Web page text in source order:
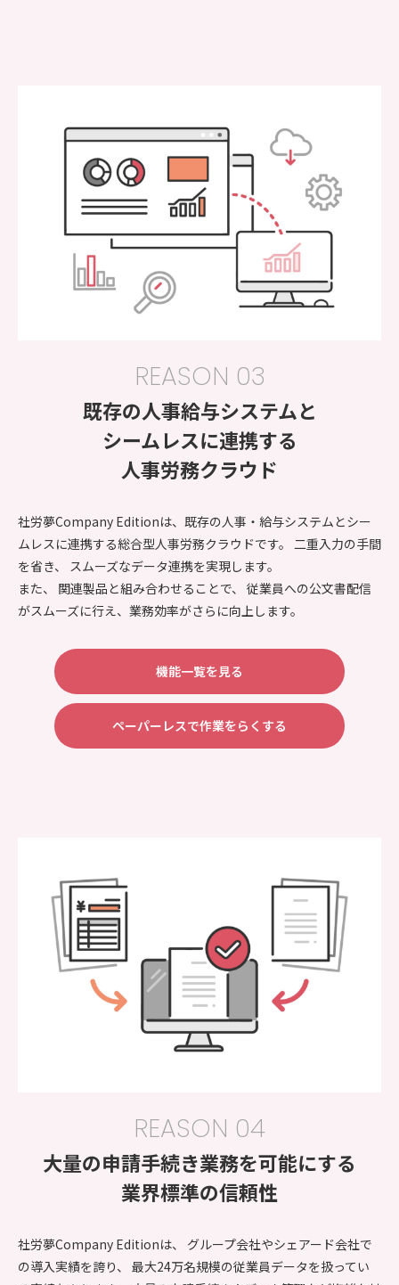
REASON 03
既存の人事給与システムと
シームレスに連携する
人事労務クラウド
社労夢Company Editionは、既存の人事・給与システムとシー
ムレスに連携する総合型人事労務クラウドです。 二重入力の手間
を省き、 スムーズなデータ連携を実現します。
また、 関連製品と組み合わせることで、 従業員への公文書配信
がスムーズに行え、業務効率がさらに向上します。
機能一覧を見る
ペーパーレスで作業をらくする
REASON 04
大量の申請手続き業務を可能にする
業界標準の信頼性
社労夢Company Editionは、 グループ会社やシェアード会社で
の導入実績を誇り、 最大24万名規模の従業員データを扱ってい